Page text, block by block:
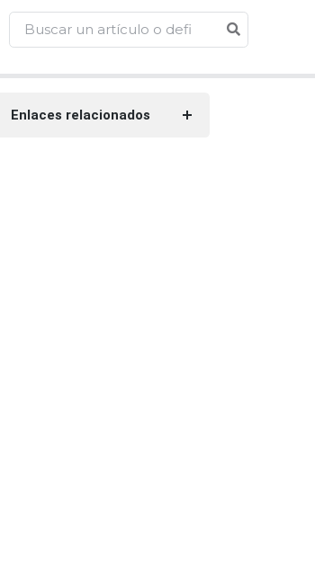
Enlaces relacionados